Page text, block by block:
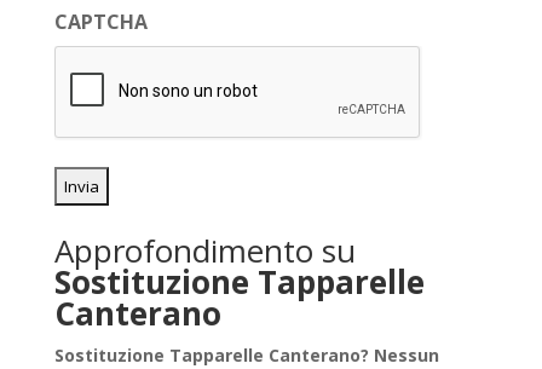
privacy
*
CAPTCHA
Approfondimento su
Sostituzione Tapparelle
Canterano
Sostituzione Tapparelle Canterano? Nessun